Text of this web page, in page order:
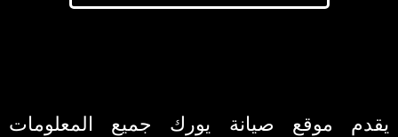
يقدم موقع صيانة يورك جميع المعلومات